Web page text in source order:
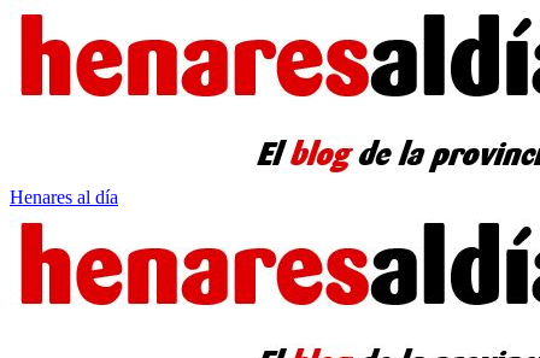
Henares al día